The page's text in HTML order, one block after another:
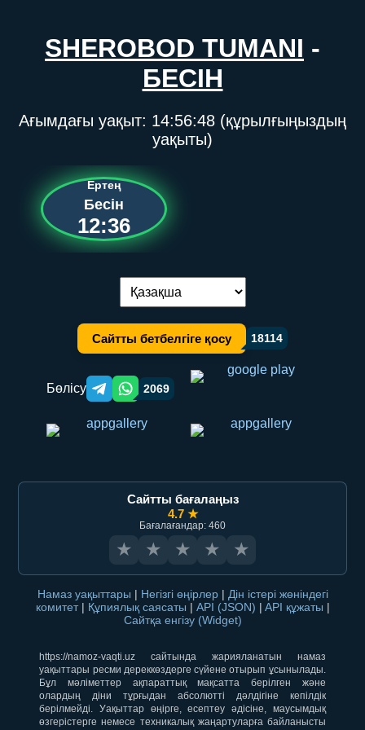
SHEROBOD TUMANI -
БЕСІН
Ағымдағы уақыт: 14:56:48 (құрылғыңыздың
уақыты)
Ертең
Бесін
12:36
Тілді ауыстыру:
Сайтты бетбелгіге қосу 18114
Бөлісу Telegram orqali ulashish
WhatsApp orqali ulashish
2069
Сайтты бағалаңыз
4.7 ★
Бағалағандар: 460
★ ★ ★ ★ ★
Намаз уақыттары | Негізгі өңірлер | Дін істері жөніндегі
комитет | Құпиялық саясаты | API (JSON) | API құжаты |
Сайтқа енгізу (Widget)
https://namoz-vaqti.uz сайтында жарияланатын намаз
уақыттары ресми дереккөздерге сүйене отырып ұсынылады.
Бұл мәліметтер ақпараттық мақсатта берілген және
олардың діни тұрғыдан абсолютті дәлдігіне кепілдік
берілмейді. Уақыттар өңірге, есептеу әдісіне, маусымдық
өзгерістерге немесе техникалық жаңартуларға байланысты